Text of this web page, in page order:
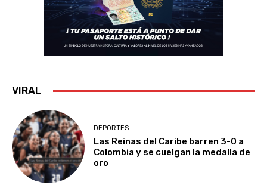
VIRAL
DEPORTES
Las Reinas del Caribe barren 3-0 a
Colombia y se cuelgan la medalla de
oro